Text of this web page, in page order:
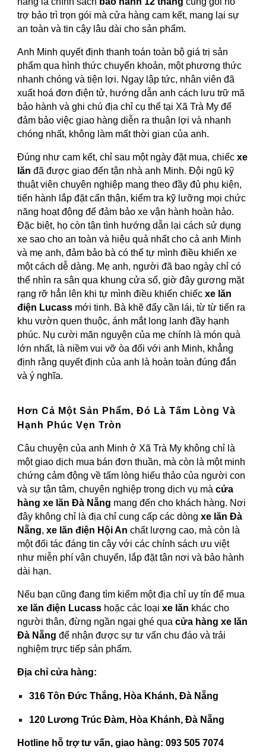
trợ bảo trì trọn gói mà cửa hàng cam kết, mang lại sự
an toàn và tin cậy lâu dài cho sản phẩm.
Anh Minh quyết định thanh toán toàn bộ giá trị sản
phẩm qua hình thức chuyển khoản, một phương thức
nhanh chóng và tiện lợi. Ngay lập tức, nhân viên đã
xuất hoá đơn điện tử, hướng dẫn anh cách lưu trữ mã
bảo hành và ghi chú địa chỉ cụ thể tại Xã Trà My để
đảm bảo việc giao hàng diễn ra thuận lợi và nhanh
chóng nhất, không làm mất thời gian của anh.
Đúng như cam kết, chỉ sau một ngày đặt mua, chiếcxe
lăn đã được giao đến tận nhà anh Minh. Đội ngũ kỹ
thuật viên chuyên nghiệp mang theo đầy đủ phụ kiện,
tiến hành lắp đặt cẩn thận, kiểm tra kỹ lưỡng mọi chức
năng hoạt động để đảm bảo xe vận hành hoàn hảo.
Đặc biệt, họ còn tận tình hướng dẫn lại cách sử dụng
xe sao cho an toàn và hiệu quả nhất cho cả anh Minh
và mẹ anh, đảm bảo bà có thể tự mình điều khiển xe
một cách dễ dàng. Mẹ anh, người đã bao ngày chỉ có
thể nhìn ra sân qua khung cửa sổ, giờ đây gương mặt
rạng rỡ hẳn lên khi tự mình điều khiển chiếcxe lăn
điện Lucass mới tinh. Bà khẽ đẩy cần lái, từ từ tiến ra
khu vườn quen thuộc, ánh mắt long lanh đầy hạnh
phúc. Nụ cười mãn nguyện của mẹ chính là món quà
lớn nhất, là niềm vui vỡ òa đối với anh Minh, khẳng
định rằng quyết định của anh là hoàn toàn đúng đắn
và ý nghĩa.
Hơn Cả Một Sản Phẩm, Đó Là Tấm Lòng Và
Hạnh Phúc Vẹn Tròn
Câu chuyện của anh Minh ở Xã Trà My không chỉ là
một giao dịch mua bán đơn thuần, mà còn là một minh
chứng cảm động về tấm lòng hiếu thảo của người con
và sự tận tâm, chuyên nghiệp trong dịch vụ màcửa
hàng xe lăn Đà Nẵng mang đến cho khách hàng. Nơi
đây không chỉ là địa chỉ cung cấp các dòngxe lăn Đà
Nẵng,xe lăn điện Hội An chất lượng cao, mà còn là
một đối tác đáng tin cậy với các chính sách ưu việt
như miễn phí vận chuyển, lắp đặt tận nơi và bảo hành
dài hạn.
Nếu bạn cũng đang tìm kiếm một địa chỉ uy tín để mua
xe lăn điện Lucass hoặc các loạixe lăn khác cho
người thân, đừng ngần ngại ghé quacửa hàng xe lăn
Đà Nẵng để nhận được sự tư vấn chu đáo và trải
nghiệm trực tiếp sản phẩm.
Địa chỉ cửa hàng:
316 Tôn Đức Thắng, Hòa Khánh, Đà Nẵng
120 Lương Trúc Đàm, Hòa Khánh, Đà Nẵng
Hotline hỗ trợ tư vấn, giao hàng: 093 505 7074